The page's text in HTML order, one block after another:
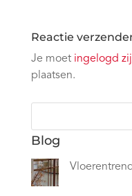
Reactie
Je moet ingelogd
plaatsen.
Blog